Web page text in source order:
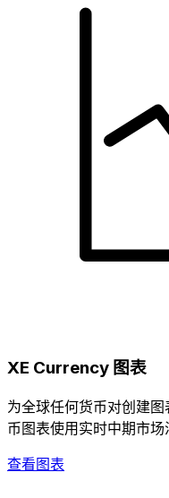
XE Currency 图表
为全球任何货币对创建
币图表使用实时中期市场
查看图表